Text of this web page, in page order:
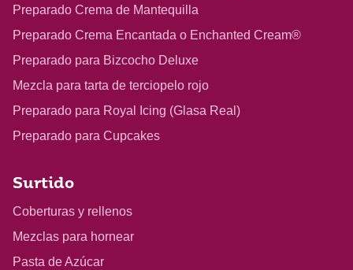
Preparado Crema de Mantequilla
Preparado Crema Encantada o Enchanted Cream®
Preparado para Bizcocho Deluxe
Mezcla para tarta de terciopelo rojo
Preparado para Royal Icing (Glasa Real)
Preparado para Cupcakes
Surtido
Coberturas y rellenos
Mezclas para hornear
Pasta de Azúcar